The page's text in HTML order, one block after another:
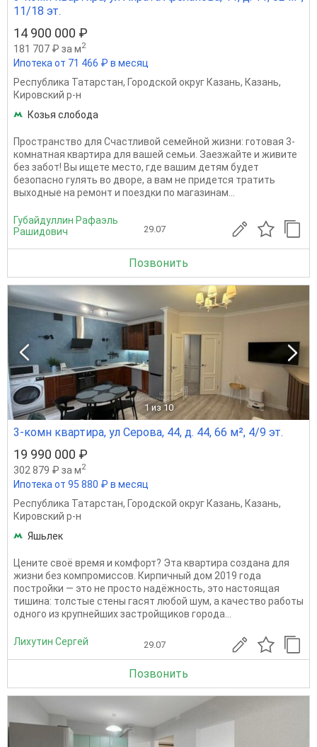
11/18 эт.
14 900 000 ₽
181 707 ₽ за м2
Ипотека от 71 466 ₽ в месяц
Республика Татарстан, Городской округ Казань, Казань,
Кировский р-н
Козья слобода
Пространство для Счастливой семейной жизни: готовая 3-
комнатная квартира для вашей семьи. Заезжайте и живите
без забот! Вы ищете место, где вашим детям будет
безопасно гулять во дворе, а вам не придется тратить
выходные на ремонт и поездки по магазинам...
Губайдуллин Рафаэль
Рашидович
29.07
Позвонить
1 из 10
3-комн квартира, ул Серова, 44, д. 44, 66 м², 4/9 эт.
19 990 000 ₽
302 879 ₽ за м2
Ипотека от 95 880 ₽ в месяц
Республика Татарстан, Городской округ Казань, Казань,
Кировский р-н
Яшьлек
Цените своё время и комфорт? Эта квартира создана для
жизни без компромиссов. Кирпичный дом 2019 года
постройки — это не просто надёжность, это настоящая
тишина: толстые стены гасят любой шум, а качество работы
одного из крупнейших застройщиков города...
Лихутин Сергей 29.07
Позвонить